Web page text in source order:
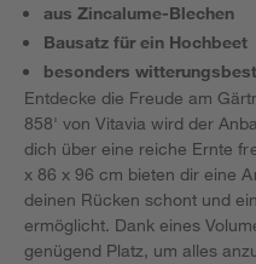
aus Zincalume-Blechen
Bausatz für ein Hochbeet
besonders
Entdecke die Freude am
858' von Vitavia wird der
dich über eine reiche Ernte
x 86 x 96 cm bieten dir eine
deinen Rücken schont und
ermöglicht. Dank eines
genügend Platz, um alles